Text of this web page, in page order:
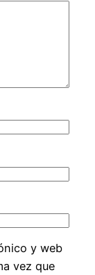
y web
vez que